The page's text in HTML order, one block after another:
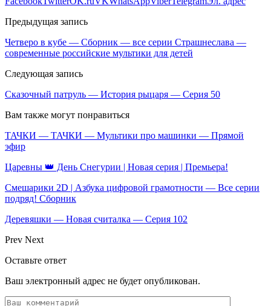
Предыдущая запись
Четверо в кубе — Сборник — все серии Страшнеслава —
современные российские мультики для детей
Следующая запись
Сказочный патруль — История рыцаря — Серия 50
Вам также могут понравиться
ТАЧКИ — ТАЧКИ — Мультики про машинки — Прямой
эфир
Царевны 👑 День Снегурии | Новая серия | Премьера!
Смешарики 2D | Азбука цифровой грамотности — Все серии
подряд! Сборник
Деревяшки — Новая считалка — Серия 102
Prev Next
Оставьте ответ
Ваш электронный адрес не будет опубликован.